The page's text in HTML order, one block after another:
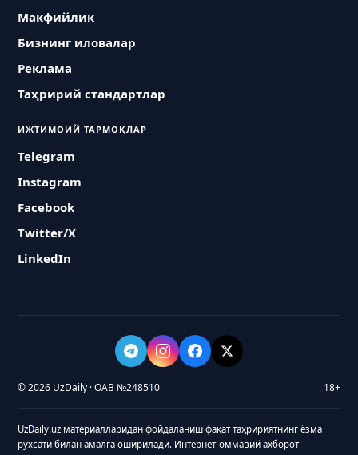
Макфийлик
Бизнинг иловалар
Реклама
Таҳририй стандартлар
ИЖТИМОИЙ ТАРМОҚЛАР
Telegram
Instagram
Facebook
Twitter/X
LinkedIn
© 2026 UzDaily · ОАВ №248510 18+
UzDaily.uz материалларидан фойдаланиш фақат таҳририятнинг ёзма
рухсати билан амалга оширилади. Интернет-оммавий ахборот